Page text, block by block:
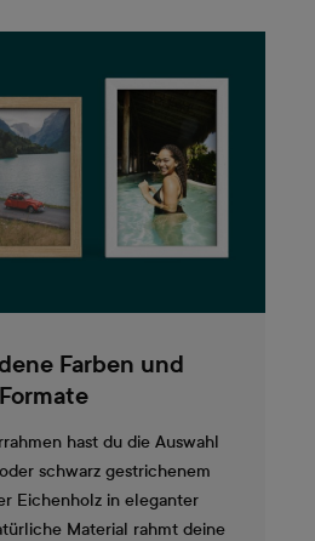
Farben und
Formate
hast du die Auswahl
schwarz gestrichenem
Eichenholz in eleganter
Material rahmt deine